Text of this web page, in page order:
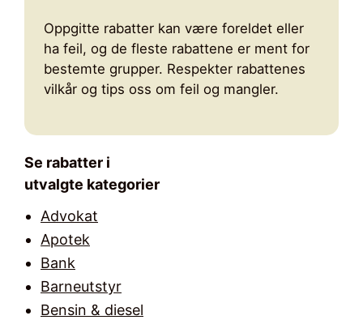
Oppgitte rabatter kan være foreldet eller
ha feil, og de fleste rabattene er ment for
bestemte grupper. Respekter rabattenes
vilkår og tips oss om feil og mangler.
Se rabatter i
utvalgte kategorier
Advokat
Apotek
Bank
Barneutstyr
Bensin & diesel